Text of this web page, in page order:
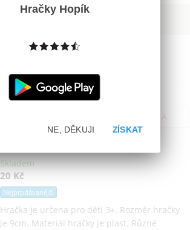
ceny, výrobce
do Z
Od nejdražšího
Podle názvu od Z do A
Skladem
20 Kč
Nejprodávanější
Hračka je určena pro děti 3+. Rozměr hračky
je 9cm. Materiál hračky je plast. Různé
Hračky Hopík
ZÍSKAT
NE, DĚKUJI